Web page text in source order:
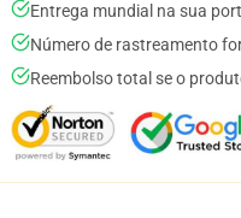
Entrega mundial na sua
Número de rastreamento
Reembolso total se o